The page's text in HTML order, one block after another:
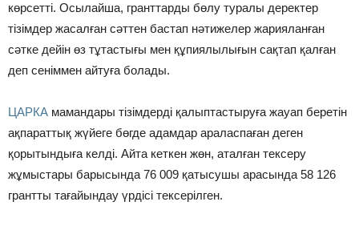
көрсетті. Осылайша, гранттарды бөлу туралы деректер
тізімдер жасалған сәттен бастап нәтижелер жарияланған
сәтке дейін өз тұтастығы мен құпиялылығын сақтап қалған
деп сеніммен айтуға болады.
ЦАРКА мамандары тізімдерді қалыптастыруға жауап беретін
ақпараттық жүйеге бөгде адамдар араласпаған деген
қорытындыға келді. Айта кеткен жөн, аталған тексеру
жұмыстары барысында 76 009 қатысушы арасында 58 126
грантты тағайындау үрдісі тексерілген.